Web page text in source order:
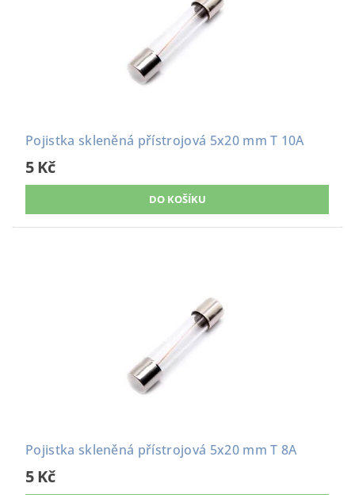
Pojistka skleněná přístrojová 5x20 mm T 10A
5 Kč
Pojistka skleněná přístrojová 5x20 mm T 8A
5 Kč